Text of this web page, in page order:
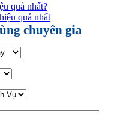
quả nhất?
quả nhất
chuyên gia